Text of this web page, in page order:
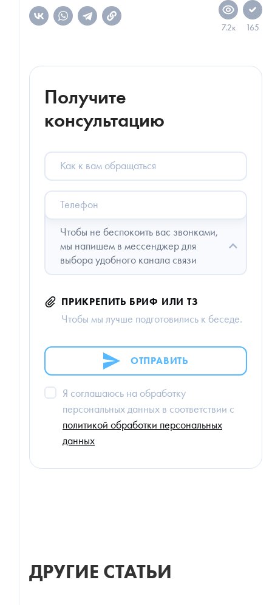
7.2к 165
Получите
консультацию
Как
вам
обращаться
Телефон
Чтобы не беспокоить вас звонками,
мы напишем в мессенджер для
выбора удобного канала связи
ПРИКРЕПИТЬ БРИФ ИЛИ ТЗ
Чтобы мы лучше подготовились к беседе.
ОТПРАВИТЬ
Я соглашаюсь на обработку
персональных данных в соответствии с
политикой обработки персональных
данных
ДРУГИЕ СТАТЬИ